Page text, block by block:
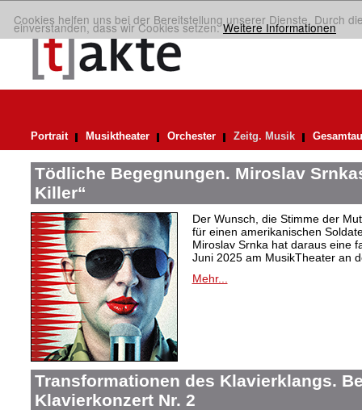
Cookies helfen uns bei der Bereitstellung unserer Dienste. Durch
einverstanden, dass wir Cookies setzen.Weitere Informationen
Portrait Musiktheater Orchester Zeitg. Musik
Tödliche Begegnungen. Miroslav
Killer“
Der Wunsch, die Stimme der
für einen amerikanischen
Miroslav Srnka hat daraus eine
Juni 2025 am MusikTheater an
Mehr...
Transformationen des Klavierklangs.
Klavierkonzert Nr. 2